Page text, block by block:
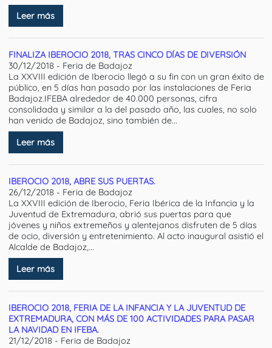
Leer más
FINALIZA IBEROCIO 2018, TRAS CINCO DÍAS DE DIVERSIÓN
30/12/2018 - Feria de Badajoz
La XXVIII edición de Iberocio llegó a su fin con un gran éxito de
público, en 5 días han pasado por las instalaciones de Feria
Badajoz.IFEBA alrededor de 40.000 personas, cifra
consolidada y similar a la del pasado año, las cuales, no solo
han venido de Badajoz, sino también de...
Leer más
IBEROCIO 2018, ABRE SUS PUERTAS.
26/12/2018 - Feria de Badajoz
La XXVIII edición de Iberocio, Feria Ibérica de la Infancia y la
Juventud de Extremadura, abrió sus puertas para que
jóvenes y niños extremeños y alentejanos disfruten de 5 días
de ocio, diversión y entretenimiento. Al acto inaugural asistió el
Alcalde de Badajoz,...
Leer más
IBEROCIO 2018, FERIA DE LA INFANCIA Y LA JUVENTUD DE
EXTREMADURA, CON MÁS DE 100 ACTIVIDADES PARA PASAR
LA NAVIDAD EN IFEBA.
21/12/2018 - Feria de Badajoz